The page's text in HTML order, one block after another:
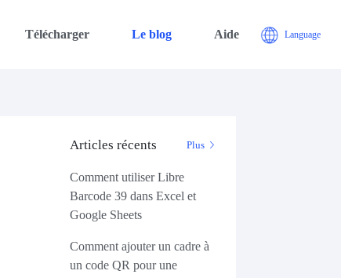
Télécharger Le blog Aide Language
Articles récents Plus
Comment utiliser Libre
Barcode 39 dans Excel et
Google Sheets
Comment ajouter un cadre à
un code QR pour une